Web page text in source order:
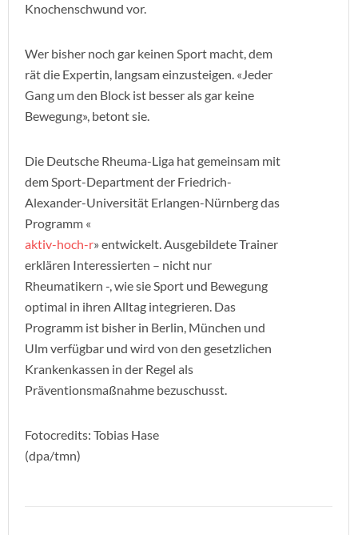
Knochenschwund vor.
Wer bisher noch gar keinen Sport macht, dem
rät die Expertin, langsam einzusteigen. «Jeder
Gang um den Block ist besser als gar keine
Bewegung», betont sie.
Die Deutsche Rheuma-Liga hat gemeinsam mit
dem Sport-Department der Friedrich-
Alexander-Universität Erlangen-Nürnberg das
Programm «
aktiv-hoch-r» entwickelt. Ausgebildete Trainer
erklären Interessierten – nicht nur
Rheumatikern -, wie sie Sport und Bewegung
optimal in ihren Alltag integrieren. Das
Programm ist bisher in Berlin, München und
Ulm verfügbar und wird von den gesetzlichen
Krankenkassen in der Regel als
Präventionsmaßnahme bezuschusst.
Fotocredits: Tobias Hase
(dpa/tmn)